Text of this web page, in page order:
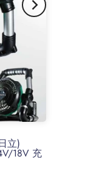
立)
18V 充